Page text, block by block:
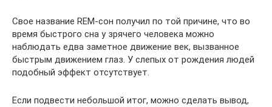
Свое название REM-сон получил по той причине, что во
время быстрого сна у зрячего человека можно
наблюдать едва заметное движение век, вызванное
быстрым движением глаз. У слепых от рождения людей
подобный эффект отсутствует.
Если подвести небольшой итог, можно сделать вывод,